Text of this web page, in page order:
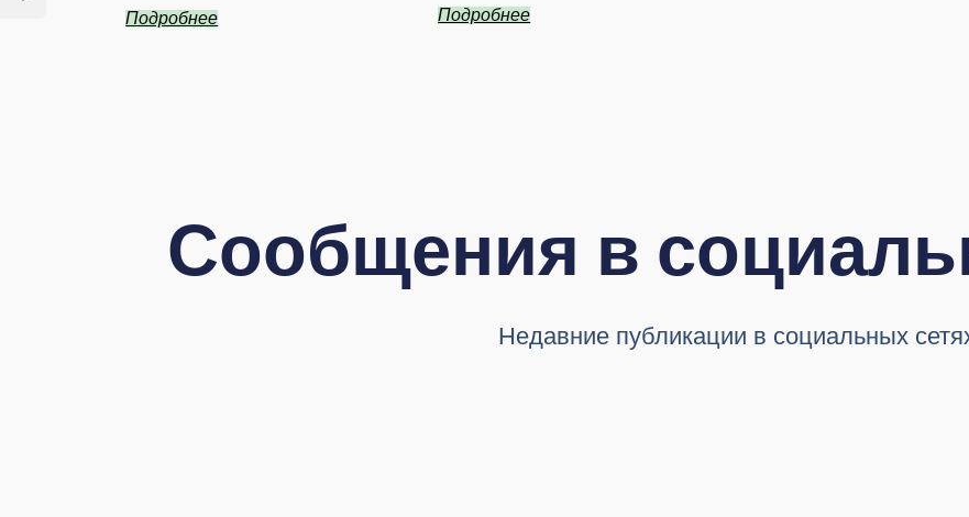
Подробнее
Подробнее
Сообщения в
Недавние публикации в социальных